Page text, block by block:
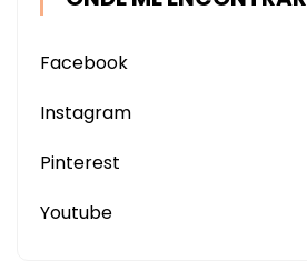
Facebook
Instagram
Pinterest
Youtube